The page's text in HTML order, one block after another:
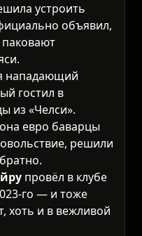
устроить
объявил,
паковают
нападающий
гостил в
из «Челси».
евро баварцы
решили
провёл в клубе
го — и тоже
хоть и в вежливой